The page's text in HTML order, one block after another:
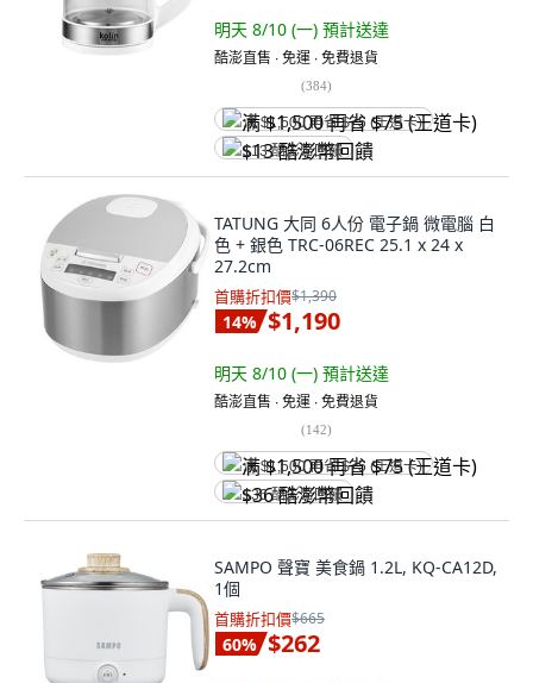
明天 8/10 (一) 預計送達
酷澎直售 ∙ 免運 ∙ 免費退貨
(384)
满 $1,500 再省 $75 (王道卡)
$13 酷澎幣回饋
TATUNG 大同 6人份 電子鍋 微電腦 白
色 + 銀色 TRC-06REC 25.1 x 24 x
27.2cm
首購折扣價$1,390
14% $1,190
明天 8/10 (一) 預計送達
酷澎直售 ∙ 免運 ∙ 免費退貨
(142)
满 $1,500 再省 $75 (王道卡)
$36 酷澎幣回饋
SAMPO 聲寶 美食鍋 1.2L, KQ-CA12D,
1個
首購折扣價$665
60% $262